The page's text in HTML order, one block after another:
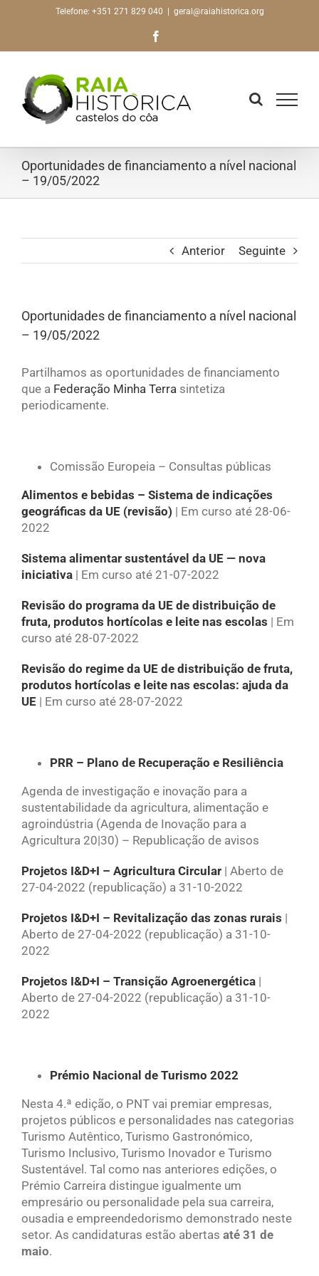
Telefone: +351 271 829 040 geral@raiahistorica.org
Oportunidades de financiamento a nível nacional
– 19/05/2022
Anterior Seguinte
Oportunidades de financiamento a nível nacional
– 19/05/2022
Partilhamos as oportunidades de financiamento
que a Federação Minha Terrasintetiza
periodicamente.
Comissão Europeia – Consultas públicas
Alimentos e bebidas – Sistema de indicações
geográficas da UE (revisão) | Em curso até 28-06-
2022
Sistema alimentar sustentável da UE — nova
iniciativa | Em curso até 21-07-2022
Revisão do programa da UE de distribuição de
fruta, produtos hortícolas e leite nas escolas | Em
curso até 28-07-2022
Revisão do regime da UE de distribuição de fruta,
produtos hortícolas e leite nas escolas: ajuda da
UE| Em curso até 28-07-2022
PRR – Plano de Recuperação e Resiliência
Agenda de investigação e inovação para a
sustentabilidade da agricultura, alimentação e
agroindústria (Agenda de Inovação para a
Agricultura 20|30) – Republicação de avisos
Projetos I&D+I – Agricultura Circular| Aberto de
27-04-2022 (republicação) a 31-10-2022
Projetos I&D+I – Revitalização das zonas rurais |
Aberto de 27-04-2022 (republicação) a 31-10-
2022
Projetos I&D+I – Transição Agroenergética|
Aberto de 27-04-2022 (republicação) a 31-10-
2022
Prémio Nacional de Turismo 2022
Nesta 4.ª edição, o PNT vai premiar empresas,
projetos públicos e personalidades nas categorias
Turismo Autêntico, Turismo Gastronómico,
Turismo Inclusivo, Turismo Inovador e Turismo
Sustentável. Tal como nas anteriores edições, o
Prémio Carreira distingue igualmente um
empresário ou personalidade pela sua carreira,
ousadia e empreendedorismo demonstrado neste
setor. As candidaturas estão abertas até 31 de
maio.